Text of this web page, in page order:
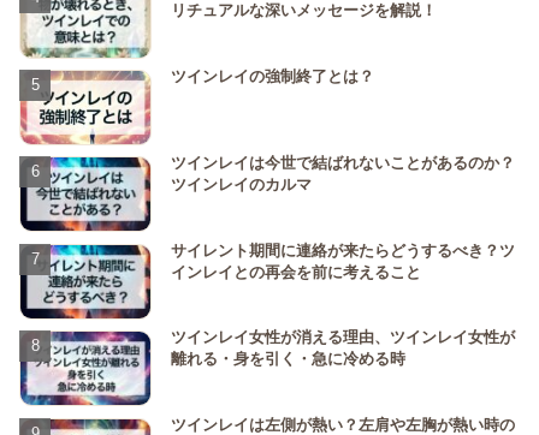
リチュアルな深いメッセージを解説！
ツインレイの強制終了とは？
ツインレイは今世で結ばれないことがあるのか？
ツインレイのカルマ
サイレント期間に連絡が来たらどうするべき？ツ
インレイとの再会を前に考えること
ツインレイ女性が消える理由、ツインレイ女性が
離れる・身を引く・急に冷める時
ツインレイは左側が熱い？左肩や左胸が熱い時の